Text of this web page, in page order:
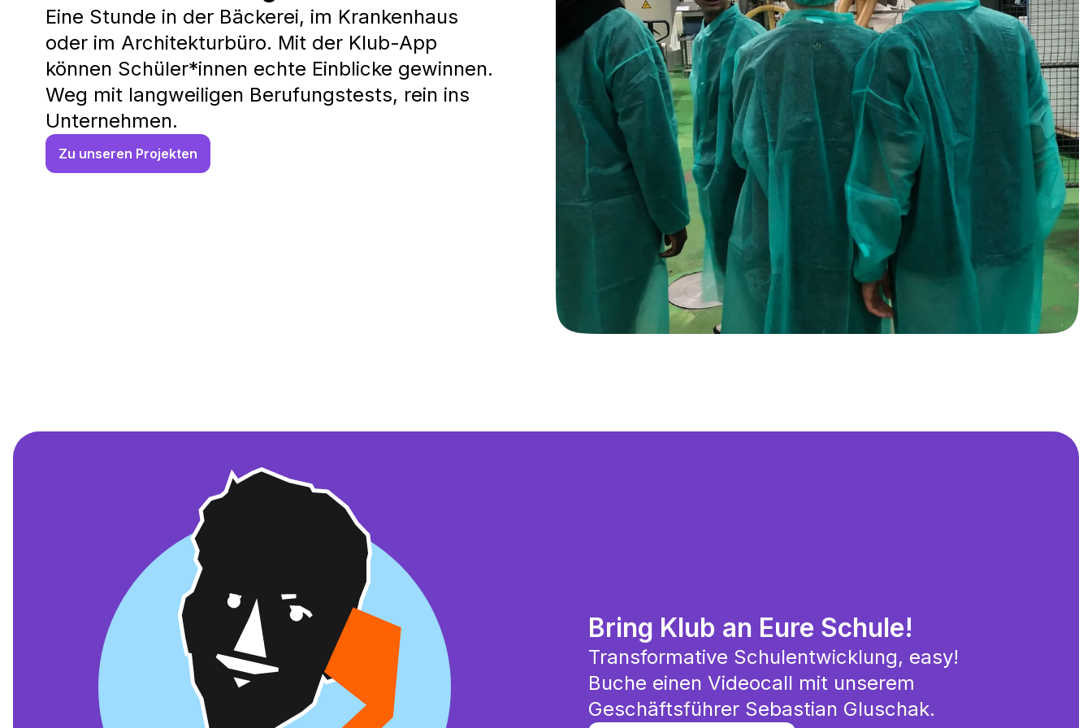
Eine Stunde in der Bäckerei, im Krankenhaus
oder im Architekturbüro. Mit der Klub-App
können Schüler*innen echte Einblicke gewinnen.
Weg mit langweiligen Berufungstests, rein ins
Unternehmen.
Zu unseren Projekten
Bring Klub an Eure Schule!
Transformative Schulentwicklung, easy!
Buche einen Videocall mit unserem
Geschäftsführer Sebastian Gluschak️.